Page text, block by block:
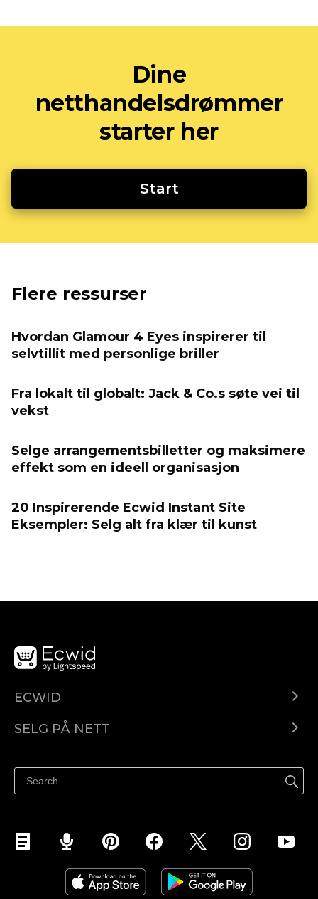
Dine
netthandelsdrømmer
starter her
Start
Flere ressurser
Hvordan Glamour 4 Eyes inspirerer til
selvtillit med personlige briller
Fra lokalt til globalt: Jack & Co.s søte vei til
vekst
Selge arrangementsbilletter og maksimere
effekt som en ideell organisasjon
20 Inspirerende Ecwid Instant Site
Eksempler: Selg alt fra klær til kunst
ECWID
Pris
SELG PÅ NETT
Selg på Facebook
Selg på Instagram